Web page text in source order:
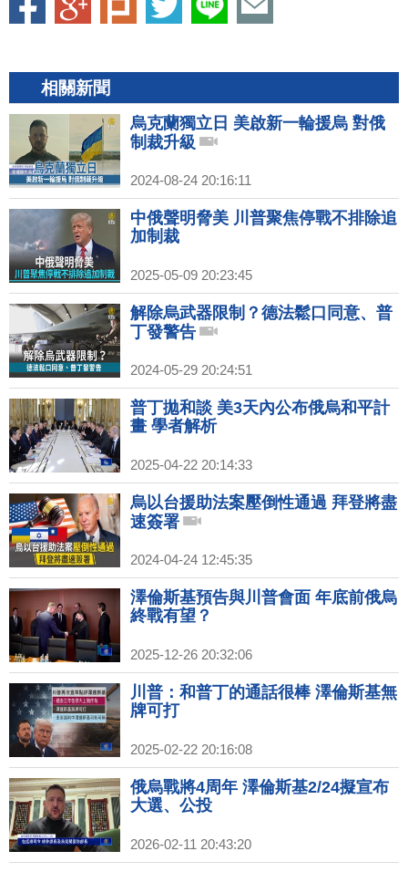
相關新聞
烏克蘭獨立日 美啟新一輪援烏 對俄
制裁升級
2024-08-24 20:16:11
中俄聲明脅美 川普聚焦停戰不排除追
加制裁
2025-05-09 20:23:45
解除烏武器限制？德法鬆口同意、普
丁發警告
2024-05-29 20:24:51
普丁拋和談 美3天內公布俄烏和平計
畫 學者解析
2025-04-22 20:14:33
烏以台援助法案壓倒性通過 拜登將盡
速簽署
2024-04-24 12:45:35
澤倫斯基預告與川普會面 年底前俄烏
終戰有望？
2025-12-26 20:32:06
川普：和普丁的通話很棒 澤倫斯基無
牌可打
2025-02-22 20:16:08
俄烏戰將4周年 澤倫斯基2/24擬宣布
大選、公投
2026-02-11 20:43:20